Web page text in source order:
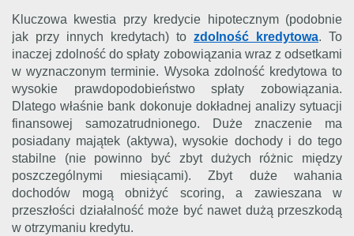
Kluczowa kwestia przy kredycie hipotecznym (podobnie
jak przy innych kredytach) to zdolność kredytowa. To
inaczej zdolność do spłaty zobowiązania wraz z odsetkami
w wyznaczonym terminie. Wysoka zdolność kredytowa to
wysokie prawdopodobieństwo spłaty zobowiązania.
Dlatego właśnie bank dokonuje dokładnej analizy sytuacji
finansowej samozatrudnionego. Duże znaczenie ma
posiadany majątek (aktywa), wysokie dochody i do tego
stabilne (nie powinno być zbyt dużych różnic między
poszczególnymi miesiącami). Zbyt duże wahania
dochodów mogą obniżyć scoring, a zawieszana w
przeszłości działalność może być nawet dużą przeszkodą
w otrzymaniu kredytu.